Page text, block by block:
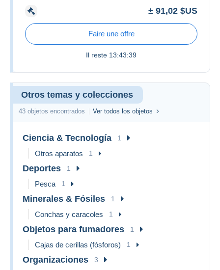
± 91,02 $US
Faire une offre
Il reste 13:43:39
Otros temas y colecciones
43 objetos encontrados Ver todos los objetos
Ciencia & Tecnología 1
Otros aparatos 1
Deportes 1
Pesca 1
Minerales & Fósiles 1
Conchas y caracoles 1
Objetos para fumadores 1
Cajas de cerillas (fósforos) 1
Organizaciones 3